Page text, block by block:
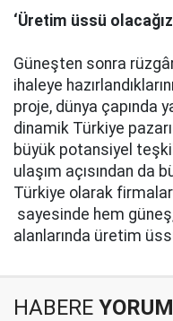
‘Üretim üssü
Güneşten sonra
ihaleye
proje, dünya çapında
dinamik Türkiye
büyük potansiyel
ulaşım açısından da
Türkiye olarak
sayesinde hem
alanlarında üretim
HABERE